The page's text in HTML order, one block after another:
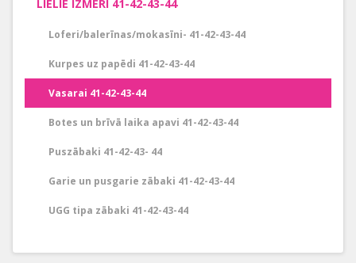
LIELIE IZMĒRI 41-42-43-44
Loferi/balerīnas/mokasīni- 41-42-43-44
Kurpes uz papēdi 41-42-43-44
Vasarai 41-42-43-44
Botes un brīvā laika apavi 41-42-43-44
Puszābaki 41-42-43- 44
Garie un pusgarie zābaki 41-42-43-44
UGG tipa zābaki 41-42-43-44